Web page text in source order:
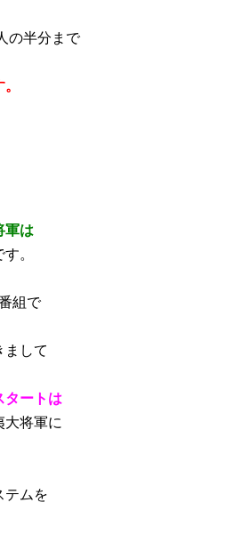
の半分まで
軍は
。
組で
して
タートは
大将軍に
テムを